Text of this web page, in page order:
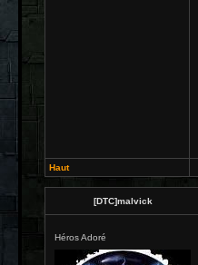
Haut
[DTC]malvick
Héros Adoré